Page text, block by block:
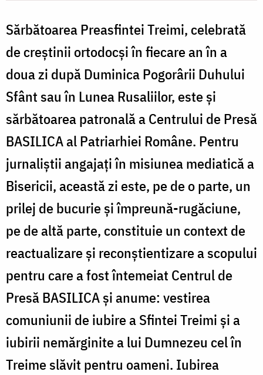
Patriarhiei
Române
/
Foto:
basilica.ro
Sărbătoarea Preasfintei Treimi, celebrată
de creștinii ortodocși în fiecare an în a
doua zi după Duminica Pogorârii Duhului
Sfânt sau în Lunea Rusaliilor, este și
sărbătoarea patronală a Centrului de Presă
BASILICA al Patriarhiei Române. Pentru
jurnaliștii angajați în misiunea mediatică a
Bisericii, această zi este, pe de o parte, un
prilej de bucurie și împreună-rugăciune,
pe de altă parte, constituie un context de
reactualizare și reconștientizare a scopului
pentru care a fost întemeiat Centrul de
Presă BASILICA și anume: vestirea
comuniunii de iubire a Sfintei Treimi și a
iubirii nemărginite a lui Dumnezeu cel în
Treime slăvit pentru oameni. Iubirea